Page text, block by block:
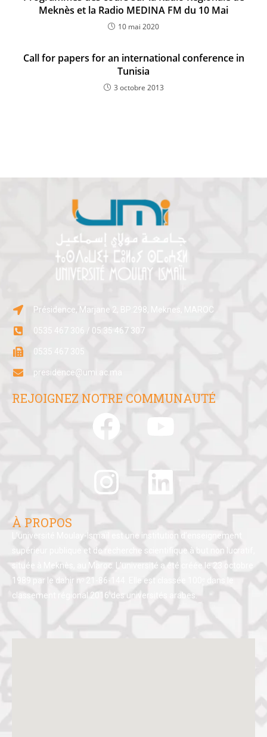
Meknès et la Radio MEDINA FM du 10 Mai
10 mai 2020
Call for papers for an international conference in
Tunisia
3 octobre 2013
Présidence, Marjane 2, BP:298, Meknes, MAROC
0535 467 306 / 05 35 467 307
0535 467 305
presidence@umi.ac.ma
REJOIGNEZ NOTRE COMMUNAUTÉ
À PROPOS
L’université Moulay-Ismaïl est une institution d’enseignement
supérieur publique et de recherche scientifique à but non lucratif,
située à Meknès, au Maroc. L’université a été créée le 23 octobre
1989 par le dahir nᵒ 21-86-144. Elle est classée 100ᵉ dans le
classement régional 2016 des universités arabes.